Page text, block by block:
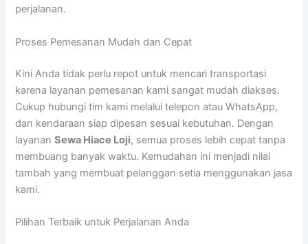
perjalanan.
Proses Pemesanan Mudah dan Cepat
Kini Anda tidak perlu repot untuk mencari transportasi
karena layanan pemesanan kami sangat mudah diakses.
Cukup hubungi tim kami melalui telepon atau WhatsApp,
dan kendaraan siap dipesan sesuai kebutuhan. Dengan
layananSewa Hiace Loji, semua proses lebih cepat tanpa
membuang banyak waktu. Kemudahan ini menjadi nilai
tambah yang membuat pelanggan setia menggunakan jasa
kami.
Pilihan Terbaik untuk Perjalanan Anda